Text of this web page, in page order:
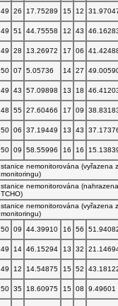
49 26 17.75289 15 12
49 51 44.75558 12 43
49 28 13.26972 17 06
50 07 5.05736 14 27
49 43 57.09898 13 18
48 55 27.60466 17 09
50 06 37.19449 13 43
50 09 58.55996 16 16
stanice nemonitorována (vyřazena z
monitoringu)
stanice nemonitorována
TCHO)
stanice nemonitorována (vyřazena z
monitoringu)
50 09 44.39910 16 56
49 14 46.15294 13 32
49 12 14.54875 15 52
50 35 18.60975 15 08 9.49601